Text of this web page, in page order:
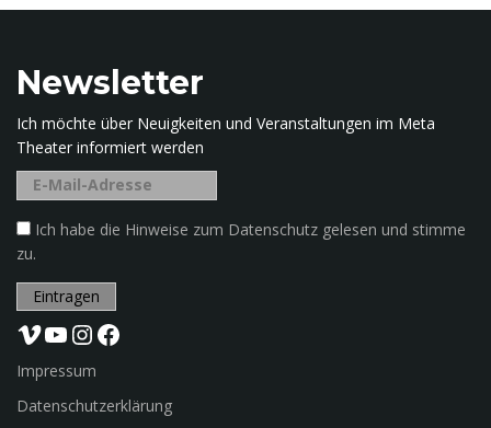
g
.
Newsletter
Ich möchte über Neuigkeiten und Veranstaltungen im Meta
Theater informiert werden
Ich habe die Hinweise zum Datenschutz gelesen und stimme
zu.
Vimeo YouTube InstagramFacebook
Impressum
Datenschutzerklärung